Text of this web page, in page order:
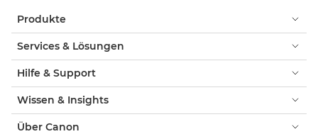
Produkte
Services & Lösungen
Hilfe & Support
Wissen & Insights
Über Canon